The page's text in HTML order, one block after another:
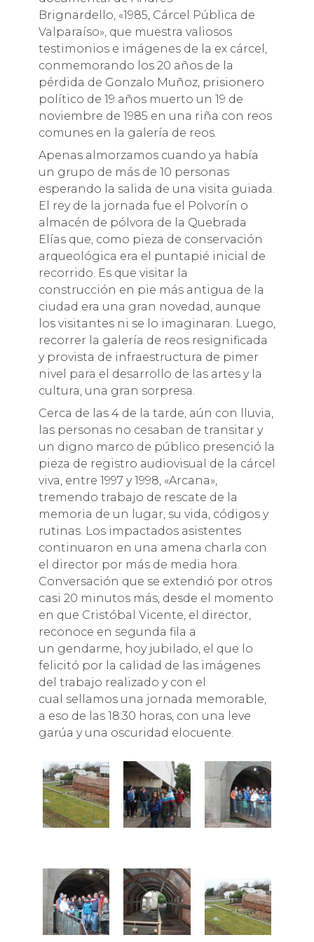
Brignardello, «1985, Cárcel Pública de
Valparaíso», que muestra valiosos
testimonios e imágenes de la ex cárcel,
conmemorando los 20 años de la
pérdida de Gonzalo Muñoz, prisionero
político de 19 años muerto un 19 de
noviembre de 1985 en una riña con reos
comunes en la galería de reos.
Apenas almorzamos cuando ya había
un grupo de más de 10 personas
esperando la salida de una visita guiada.
El rey de la jornada fue el Polvorín o
almacén de pólvora de la Quebrada
Elías que, como pieza de conservación
arqueológica era el puntapié inicial de
recorrido. Es que visitar la
construcción en pie más antigua de la
ciudad era una gran novedad, aunque
los visitantes ni se lo imaginaran. Luego,
recorrer la galería de reos resignificada
y provista de infraestructura de pimer
nivel para el desarrollo de las artes y la
cultura, una gran sorpresa.
Cerca de las 4 de la tarde, aún con lluvia,
las personas no cesaban de transitar y
un digno marco de público presenció la
pieza de registro audiovisual de la cárcel
viva, entre 1997 y 1998, «Arcana»,
tremendo trabajo de rescate de la
memoria de un lugar, su vida, códigos y
rutinas. Los impactados asistentes
continuaron en una amena charla con
el director por más de media hora.
Conversación que se extendió por otros
casi 20 minutos más, desde el momento
en que Cristóbal Vicente, el director,
reconoce en segunda fila a
un gendarme, hoy jubilado, el que lo
felicitó por la calidad de las imágenes
del trabajo realizado y con el
cual sellamos una jornada memorable,
a eso de las 18:30 horas, con una leve
garúa y una oscuridad elocuente.